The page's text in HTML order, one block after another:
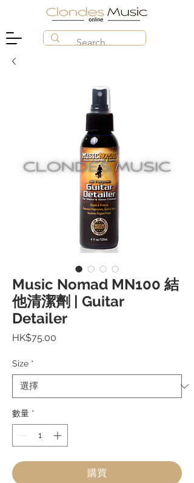
Music Nomad MN100 結
他清潔劑 | Guitar
Detailer
HK$75.00
Size *
數量 *
購買